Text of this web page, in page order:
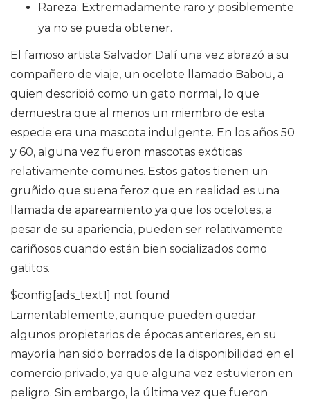
Rareza: Extremadamente raro y posiblemente
ya no se pueda obtener.
El famoso artista Salvador Dalí una vez abrazó a su
compañero de viaje, un ocelote llamado Babou, a
quien describió como un gato normal, lo que
demuestra que al menos un miembro de esta
especie era una mascota indulgente. En los años 50
y 60, alguna vez fueron mascotas exóticas
relativamente comunes. Estos gatos tienen un
gruñido que suena feroz que en realidad es una
llamada de apareamiento ya que los ocelotes, a
pesar de su apariencia, pueden ser relativamente
cariñosos cuando están bien socializados como
gatitos.
$config[ads_text1] not found
Lamentablemente, aunque pueden quedar
algunos propietarios de épocas anteriores, en su
mayoría han sido borrados de la disponibilidad en el
comercio privado, ya que alguna vez estuvieron en
peligro. Sin embargo, la última vez que fueron